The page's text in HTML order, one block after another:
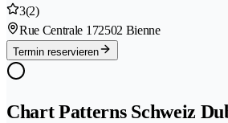
3(2)
Rue Centrale 172502 Bienne
Termin reservieren
Chart Patterns Schweiz